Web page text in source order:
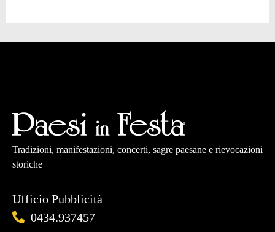
Tradizioni, manifestazioni, concerti, sagre paesane e rievocazioni
storiche
Ufficio Pubblicità
0434.937457